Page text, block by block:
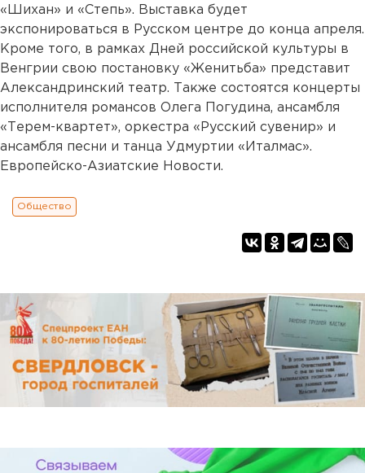
«Шихан» и «Степь». Выставка будет
экспонироваться в Русском центре до конца апреля.
Кроме того, в рамках Дней российской культуры в
Венгрии свою постановку «Женитьба» представит
Александринский театр. Также состоятся концерты
исполнителя романсов Олега Погудина, ансамбля
«Терем-квартет», оркестра «Русский сувенир» и
ансамбля песни и танца Удмуртии «Италмас».
Европейско-Азиатские Новости.
Общество